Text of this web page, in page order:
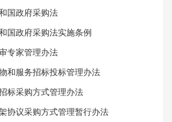
政府采购法
政府采购法实施条例
家管理办法
服务招标投标管理办法
采购方式管理办法
议采购方式管理暂行办法